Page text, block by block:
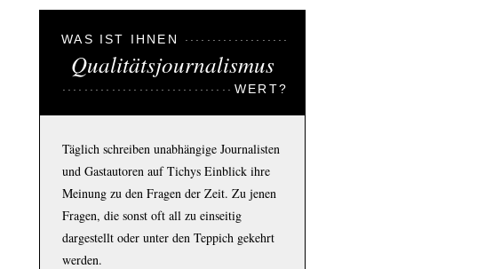
WAS IST IHNEN
Qualitätsjournalismus
WERT?
Täglich schreiben unabhängige Journalisten
und Gastautoren auf Tichys Einblick ihre
Meinung zu den Fragen der Zeit. Zu jenen
Fragen, die sonst oft all zu einseitig
dargestellt oder unter den Teppich gekehrt
werden.